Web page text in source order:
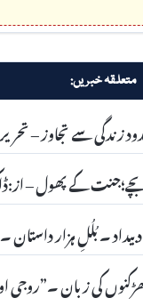
متعلقہ خبریں:
زندگی سے تجاوز –
کے پھول –
بیداد ۔ بُلُلِ ہزار داستان
کی زبان ۔”روجی